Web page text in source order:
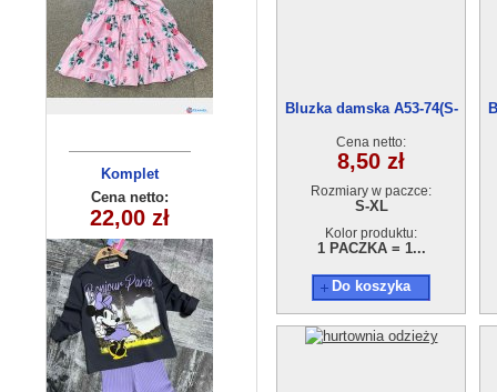
Komplet
dziewczęcy
315-8(3-10)
6szt
Cena netto:
22,00 zł
Komplety
dziecięce (6-6
) 6szt
Cena netto:
38,00 zł
Bluzka damska A53-74(S-
Cena netto:
8,50 zł
Rozmiary w paczce:
S-XL
Kolor produktu:
1 PACZKA = 1...
Do koszyka